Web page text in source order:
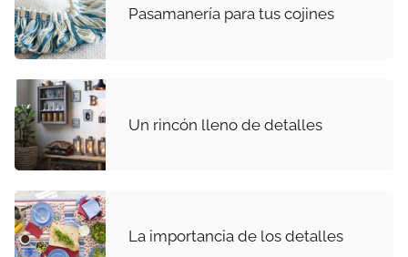
Pasamanería para tus cojines
Un rincón lleno de detalles
La importancia de los detalles